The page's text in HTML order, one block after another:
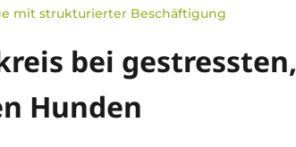
mit strukturierter Beschäftigung
bei gestressten,
Hunden